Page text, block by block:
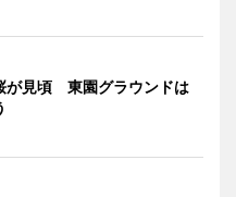
が見頃 東園グラウンドは